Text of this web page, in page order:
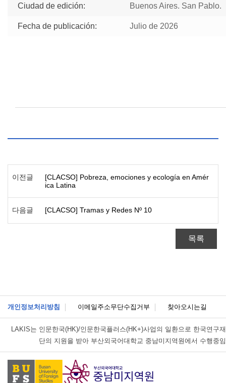
Ciudad de edición: Buenos Aires. San Pablo.
Fecha de publicación: Julio de 2026
이전글
[CLACSO] Pobreza, emociones y ecología en Amér
ica Latina
다음글 [CLACSO] Tramas y Redes Nº 10
목록
개인정보처리방침 이메일주소무단수집거부 찾아오시는길
LAKIS는 인문한국(HK)/인문한국플러스(HK+)사업의 일환으로 한국연구재
단의 지원을 받아 부산외국어대학교 중남미지역원에서 수행중임